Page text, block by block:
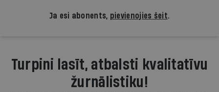
Ja esi abonents, pievienojies šeit.
Turpini lasīt, atbalsti kvalitatīvu
žurnālistiku!